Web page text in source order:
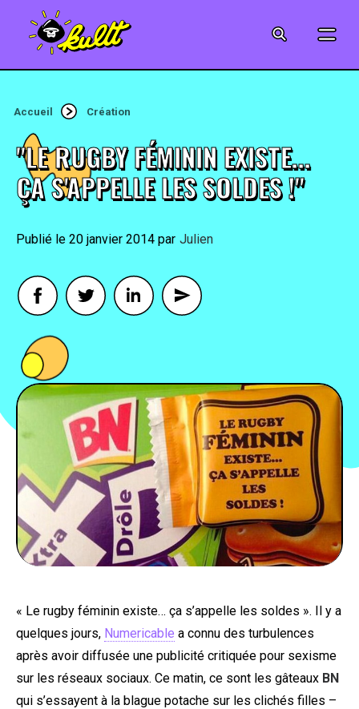
MUSIQUE
JEUX-VIDÉO
PEOPLE
FOOD
BONS PLANS
SOUTENEZ KULTT
Accueil Création
"LE RUGBY FÉMININ EXISTE...
ÇA S'APPELLE LES SOLDES !"
20 janvier 2014 By Julien
« Le rugby féminin existe… ça s’appelle les soldes ». Il y a
quelques jours, Numericable a connu des turbulences
après avoir diffusée une publicité critiquée pour sexisme
sur les réseaux sociaux. Ce matin, ce sont les gâteaux BN
qui s’essayent à la blague potache sur les clichés filles –